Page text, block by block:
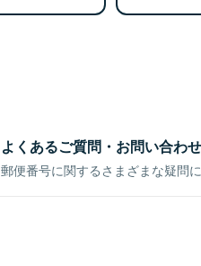
よくあるご質問・お問い合わせ
郵便番号に関するさまざまな疑問